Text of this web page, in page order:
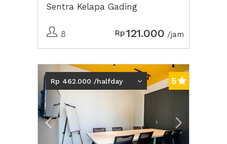
Sentra Kelapa Gading
8 Rp121.000 /jam
Previous Next2
Rp 462.000 /halfday 5